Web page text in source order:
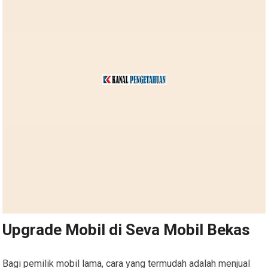
Upgrade Mobil di Seva Mobil Bekas
Bagi pemilik mobil lama, cara yang termudah adalah menjual